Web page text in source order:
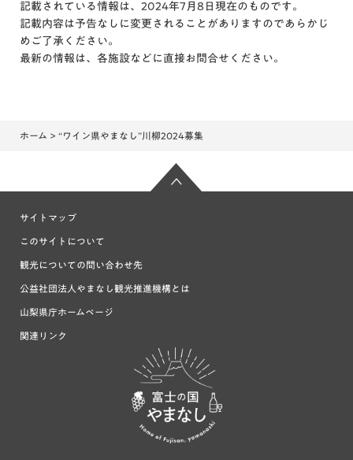
記載されている情報は、2024年7月8日現在のものです。
記載内容は予告なしに変更されることがありますのであらかじ
めご了承ください。
最新の情報は、各施設などに直接お問合せください。
ホーム > “ワイン県やまなし”川柳2024募集
サイトマップ
このサイトについて
観光についての問い合わせ先
公益社団法人やまなし観光推進機構とは
山梨県庁ホームページ
関連リンク
富士の国や
まなし